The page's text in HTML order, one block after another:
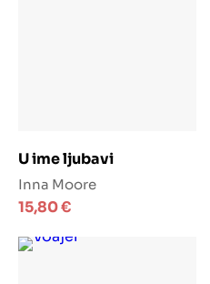
U ime ljubavi
Inna Moore
15,80€